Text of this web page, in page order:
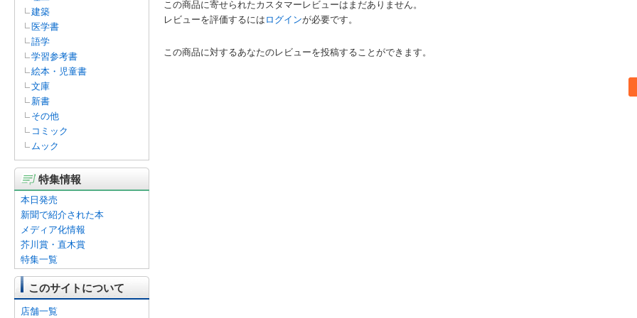
建築
医学書
語学
学習参考書
絵本・児童書
文庫
新書
その他
コミック
ムック
特集情報
本日発売
新聞で紹介された本
メディア化情報
芥川賞・直木賞
特集一覧
このサイトについて
店舗一覧
この商品に寄せられたカスタマーレビューはまだありません。
レビューを評価するには ログインが必要です。
この商品に対するあなたのレビューを投稿することができます。